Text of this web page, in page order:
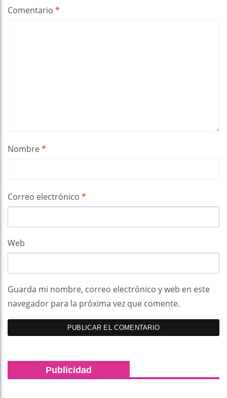
Comentario *
Nombre*
Correo electrónico *
Web
Guarda mi nombre, correo electrónico y web en este
navegador para la próxima vez que comente.
Publicidad